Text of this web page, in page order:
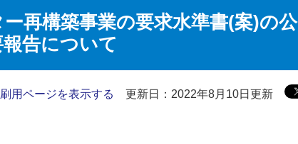
再構築事業の要求水準書(案)の公
告について
用ページを表示する 更新日：2022年8月10日更新